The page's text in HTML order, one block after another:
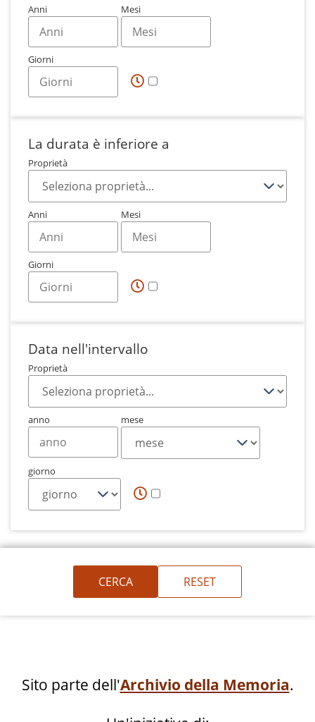
Anni Mesi
Giorni
La durata è inferiore a
Proprietà
Anni Mesi
Giorni
Data nell'intervallo
Proprietà
anno mese
giorno
Sito parte dell'Archivio della Memoria.